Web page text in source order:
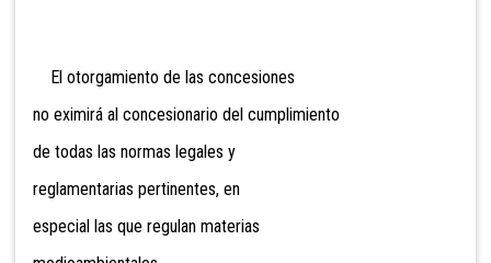
El otorgamiento de las concesiones
no eximirá al concesionario del cumplimiento
de todas las normas legales y
reglamentarias pertinentes, en
especial las que regulan materias